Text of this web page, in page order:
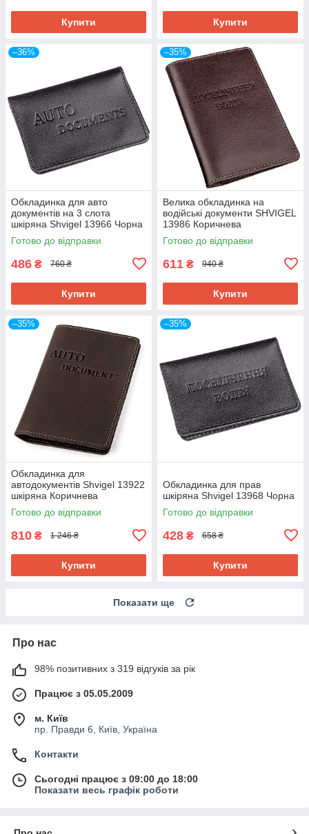
Купити Купити
–36%
Обкладинка для авто
документів на 3 слота
шкіряна Shvigel 13966 Чорна
Готово до відправки
486 ₴ 760 ₴
Купити
–35%
Велика обкладинка на
водійські документи SHVIGEL
13986 Коричнева
Готово до відправки
611 ₴ 940 ₴
Купити
–35%
Обкладинка для
автодокументів Shvigel 13922
шкіряна Коричнева
Готово до відправки
810 ₴ 1 246 ₴
Купити
–35%
Обкладинка для прав
шкіряна Shvigel 13968 Чорна
Готово до відправки
428 ₴ 658 ₴
Купити
Показати ще
Про нас
98% позитивних з 319 відгуків за рік
Працює з 05.05.2009
м. Київ
пр. Правди 6, Київ, Україна
Контакти
Сьогодні працює з 09:00 до 18:00
Показати весь графік роботи